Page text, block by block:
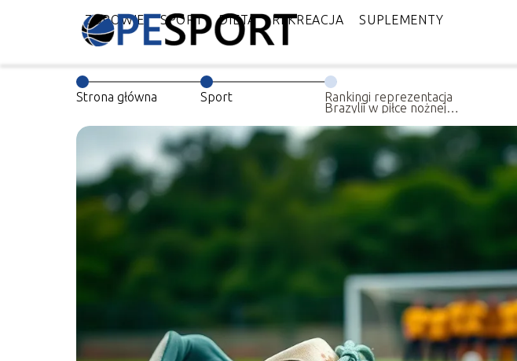
ZDROWIE SPORT DIETA REKREACJA SUPLEMENTY
Strona główna Sport Rankingi reprezentacja
Brazylii w piłce nożnej
sukcesy